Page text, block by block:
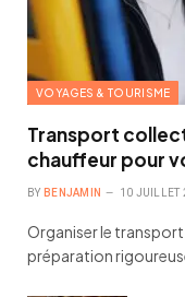
VOYAGES & TOURISME
Transport
chauffeur pour
BY BENJAMIN 10 JUILLET
Organiser le transport
préparation